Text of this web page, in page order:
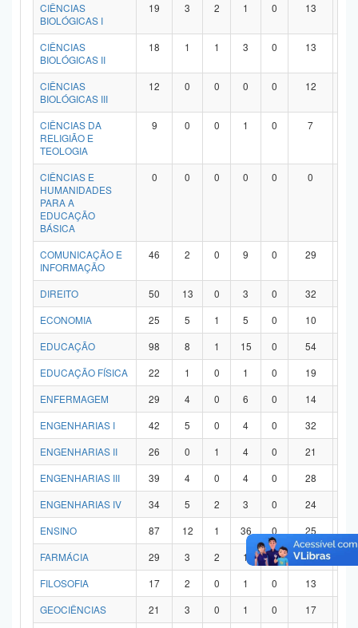
CIÊNCIAS
BIOLÓGICAS I
19 3 2 1 0 13
CIÊNCIAS
BIOLÓGICAS II
18 1 1 3 0 13
CIÊNCIAS
BIOLÓGICAS III
12 0 0 0 0 12
CIÊNCIAS DA
RELIGIÃO E
TEOLOGIA
9 0 0 1 0 7
CIÊNCIAS E
HUMANIDADES
PARA A
EDUCAÇÃO
BÁSICA
0 0 0 0 0 0
COMUNICAÇÃO E
INFORMAÇÃO
46 2 0 9 0 29
DIREITO 50 13 0 3 0 32
ECONOMIA
25 5 1 5 0 10
EDUCAÇÃO
98 8 1 15 0 54
EDUCAÇÃO FÍSICA
22 1 0 1 0 19
ENFERMAGEM
29 4 0 6 0 14
ENGENHARIAS I
42 5 0 4 0 32
ENGENHARIAS II
26 0 1 4 0 21
ENGENHARIAS III
39 4 0 4 0 28
ENGENHARIAS IV
34 5 2 3 0 24
ENSINO
87 12 1 36 0 25
FARMÁCIA
29 3 2 1 0 21
FILOSOFIA
17 2 0 1 0 13
GEOCIÊNCIAS
21 3 0 1 0 17